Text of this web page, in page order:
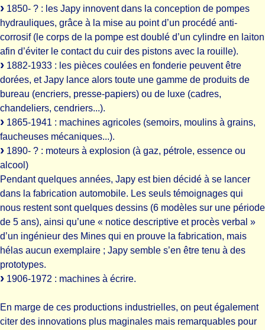
1850- ? : les Japy innovent dans la conception de pompes
hydrauliques, grâce à la mise au point d’un procédé anti-
corrosif (le corps de la pompe est doublé d’un cylindre en laiton
afin d’éviter le contact du cuir des pistons avec la rouille).
1882-1933 : les pièces coulées en fonderie peuvent être
dorées, et Japy lance alors toute une gamme de produits de
bureau (encriers, presse-papiers) ou de luxe (cadres,
chandeliers, cendriers...).
1865-1941 : machines agricoles (semoirs, moulins à grains,
faucheuses mécaniques...).
1890- ? : moteurs à explosion (à gaz, pétrole, essence ou
alcool)
Pendant quelques années, Japy est bien décidé à se lancer
dans la fabrication automobile. Les seuls témoignages qui
nous restent sont quelques dessins (6 modèles sur une période
de 5 ans), ainsi qu’une « notice descriptive et procès verbal »
d’un ingénieur des Mines qui en prouve la fabrication, mais
hélas aucun exemplaire ; Japy semble s’en être tenu à des
prototypes.
1906-1972 : machines à écrire.
En marge de ces productions industrielles, on peut également
citer des innovations plus maginales mais remarquables pour